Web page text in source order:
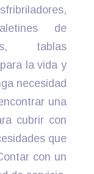
de
tablas
la vida y
necesidad
una
cubrir con
que
con un